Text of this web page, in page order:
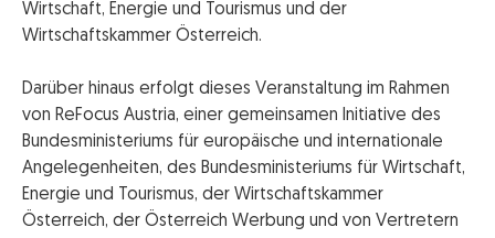
Wirtschaft, Energie und Tourismus und der
Wirtschaftskammer Österreich.
Darüber hinaus erfolgt dieses Veranstaltung im Rahmen
von ReFocus Austria, einer gemeinsamen Initiative des
Bundesministeriums für europäische und internationale
Angelegenheiten, des Bundesministeriums für Wirtschaft,
Energie und Tourismus, der Wirtschaftskammer
Österreich, der Österreich Werbung und von Vertretern